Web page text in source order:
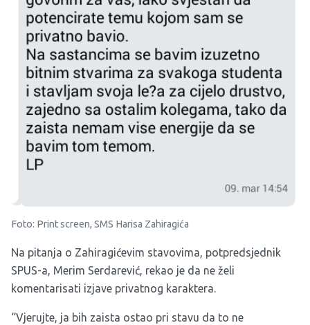
Foto: Print screen, SMS Harisa Zahiragića
Na pitanja o Zahiragićevim stavovima, potpredsjednik
SPUS-a, Merim Serdarević, rekao je da ne želi
komentarisati izjave privatnog karaktera.
“Vjerujte, ja bih zaista ostao pri stavu da to ne